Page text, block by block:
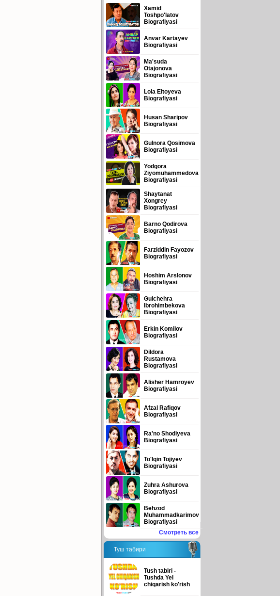
Xamid
Toshpo'latov
Biografiyasi
Anvar Kartayev
Biografiyasi
Ma'suda
Otajonova
Biografiyasi
Lola Eltoyeva
Biografiyasi
Husan Sharipov
Biografiyasi
Gulnora Qosimova
Biografiyasi
Yodgora
Ziyomuhammedova
Biografiyasi
Shaytanat
Xongrey
Biografiyasi
Barno Qodirova
Biografiyasi
Farziddin Fayozov
Biografiyasi
Hoshim Arslonov
Biografiyasi
Gulchehra
Ibrohimbekova
Biografiyasi
Erkin Komilov
Biografiyasi
Dildora
Rustamova
Biografiyasi
Alisher Hamroyev
Biografiyasi
Afzal Rafiqov
Biografiyasi
Ra'no Shodiyeva
Biografiyasi
To'lqin Tojiyev
Biografiyasi
Zuhra Ashurova
Biografiyasi
Behzod
Muhammadkarimov
Biografiyasi
Смотреть все
Туш табири
Tush tabiri -
Tushda Yel
chiqarish ko'rish